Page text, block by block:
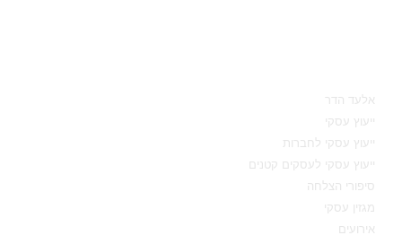
אלעד הדר
ייעוץ עסקי
ייעוץ עסקי לחברות
ייעוץ עסקי לעסקים קטנים
סיפורי הצלחה
מגזין עסקי
אירועים